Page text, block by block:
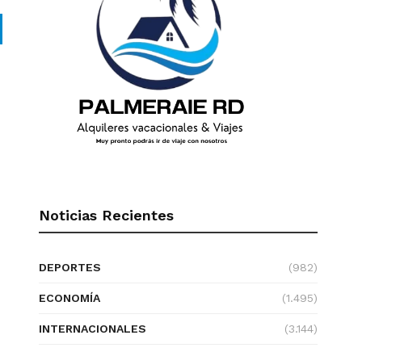
Noticias Recientes
DEPORTES (982)
ECONOMÍA (1.495)
INTERNACIONALES (3.144)